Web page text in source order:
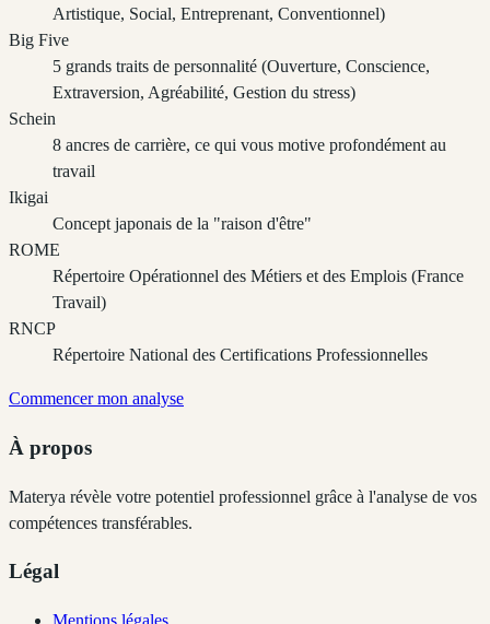
Artistique, Social, Entreprenant, Conventionnel)
Big Five
5 grands traits de personnalité (Ouverture, Conscience,
Extraversion, Agréabilité, Gestion du stress)
Schein
8 ancres de carrière, ce qui vous motive profondément au
travail
Ikigai
Concept japonais de la "raison d'être"
ROME
Répertoire Opérationnel des Métiers et des Emplois (France
Travail)
RNCP
Répertoire National des Certifications Professionnelles
Commencer mon analyse
À propos
Materya révèle votre potentiel professionnel grâce à l'analyse de vos
compétences transférables.
Légal